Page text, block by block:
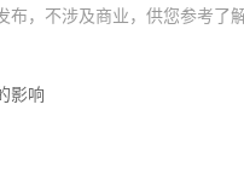
，不涉及商业，供您参考了
影响